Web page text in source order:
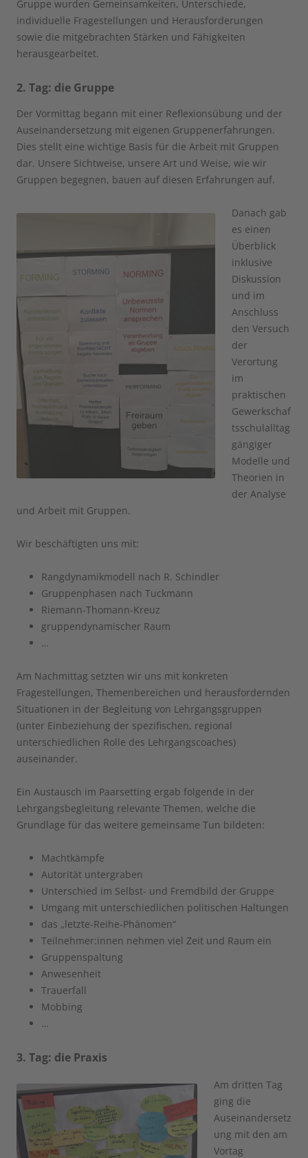
Gruppe wurden Gemeinsamkeiten, Unterschiede,
individuelle Fragestellungen und Herausforderungen
sowie die mitgebrachten Stärken und Fähigkeiten
herausgearbeitet.
2. Tag: die Gruppe
Der Vormittag begann mit einer Reflexionsübung und der
Auseinandersetzung mit eigenen Gruppenerfahrungen.
Dies stellt eine wichtige Basis für die Arbeit mit Gruppen
dar. Unsere Sichtweise, unsere Art und Weise, wie wir
Gruppen begegnen, bauen auf diesen Erfahrungen auf.
Danach gab
es einen
Überblick
inklusive
Diskussion
und im
Anschluss
den Versuch
der
Verortung
im
praktischen
Gewerkschaf
tsschulalltag
gängiger
Modelle und
Theorien in
der Analyse
und Arbeit mit Gruppen.
Wir beschäftigten uns mit:
Rangdynamikmodell nach R. Schindler
Gruppenphasen nach Tuckmann
Riemann-Thomann-Kreuz
gruppendynamischer Raum
…
Am Nachmittag setzten wir uns mit konkreten
Fragestellungen, Themenbereichen und herausfordernden
Situationen in der Begleitung von Lehrgangsgruppen
(unter Einbeziehung der spezifischen, regional
unterschiedlichen Rolle des Lehrgangscoaches)
auseinander.
Ein Austausch im Paarsetting ergab folgende in der
Lehrgangsbegleitung relevante Themen, welche die
Grundlage für das weitere gemeinsame Tun bildeten:
Machtkämpfe
Autorität untergraben
Unterschied im Selbst- und Fremdbild der Gruppe
Umgang mit unterschiedlichen politischen Haltungen
das „letzte-Reihe-Phänomen“
Teilnehmer:innen nehmen viel Zeit und Raum ein
Gruppenspaltung
Anwesenheit
Trauerfall
Mobbing
…
3. Tag: die Praxis
Am dritten Tag
ging die
Auseinandersetz
ung mit den am
Vortag